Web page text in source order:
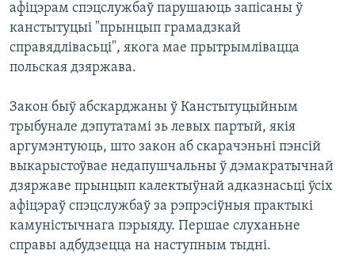
афіцэрам спэцслужбаў парушаюць запісаны ў
канстытуцыі "прынцып грамадзкай
справядлівасьці", якога мае прытрымлівацца
польская дзяржава.
Закон быў абскарджаны ў Канстытуцыйным
трыбунале дэпутатамі зь левых партый, якія
аргумэнтуюць, што закон аб скарачэньні пэнсій
выкарыстоўвае недапушчальны ў дэмакратычнай
дзяржаве прынцып калектыўнай адказнасьці ўсіх
афіцэраў спэцслужбаў за рэпрэсіўныя практыкі
камуністычнага пэрыяду. Першае слуханьне
справы адбудзецца на наступным тыдні.